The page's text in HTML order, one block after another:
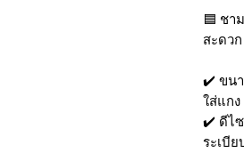
🟦 ชา
สะดว
✔️ ขนา
ใส่แกง
✔️ ดีไซ
ระเบี